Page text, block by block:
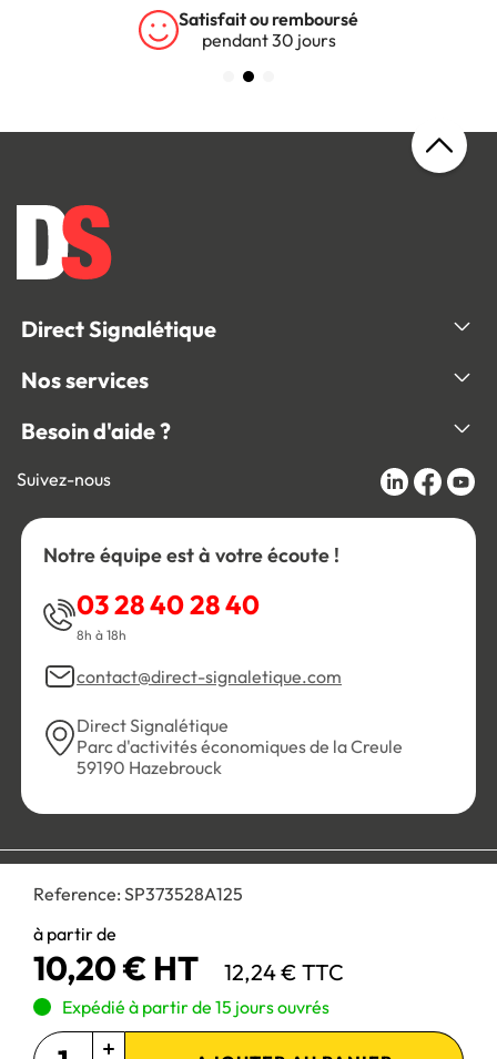
Reference: SP373528A125
à partir de
10,20 € HT 12,24 € TTC
Expédié à partir de 15 jours ouvrés
Garantie 5 ans
sur tous nos produits
Direct Signalétique
Nos services
Besoin d'aide ?
Suivez-nous
Notre équipe est à votre écoute !
03 28 40 28 40
8h à 18h
contact@direct-signaletique.com
Direct Signalétique
Parc d'activités économiques de la Creule
59190 Hazebrouck
Personnaliser les cookies
Paiement 100% sécurisé :